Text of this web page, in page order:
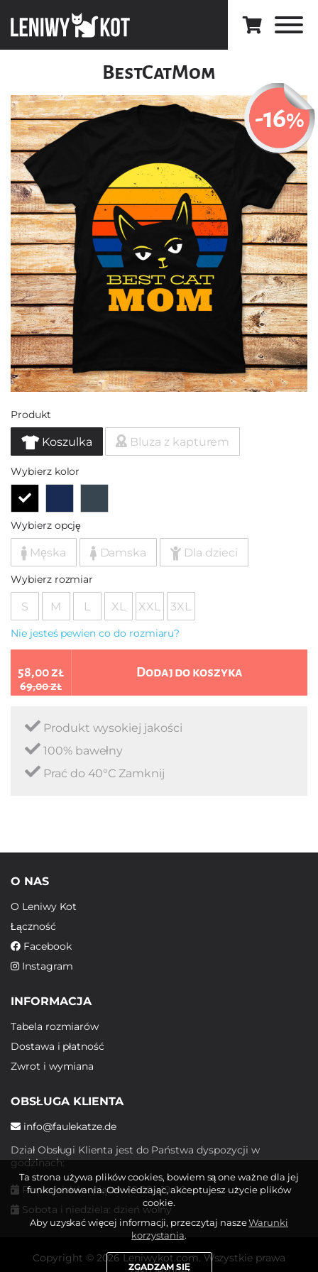
BestCatMom
-16%
Produkt
Koszulka Bluza z kapturem
Wybierz kolor
Wybierz opcję
Męska Damska Dla dzieci
Wybierz rozmiar
S M L XL XXL 3XL
Nie jesteś pewien co do rozmiaru?
58,00 zł
69,00 zł
Dodaj do koszyka
Produkt wysokiej jakości
100% bawełny
Prać do 40°C Zamknij
O NAS
O Leniwy Kot
Łączność
Facebook
Instagram
INFORMACJA
Tabela rozmiarów
Dostawa i płatność
Zwrot i wymiana
OBSŁUGA KLIENTA
info@faulekatze.de
Dział Obsługi Klienta jest do Państwa dyspozycji w
godzinach:
Poniedziałek - piątek: 10:00 - 19:00
Sobota i niedziela: dzień wolny
Copyright © 2026 Leniwykot.com. Wszystkie prawa
Ta strona używa plików cookies, bowiem są one ważne dla jej
funkcjonowania. Odwiedzając, akceptujesz użycie plików
cookie.
Aby uzyskać więcej informacji, przeczytaj naszeWarunki
korzystania.
ZGADZAM SIĘ